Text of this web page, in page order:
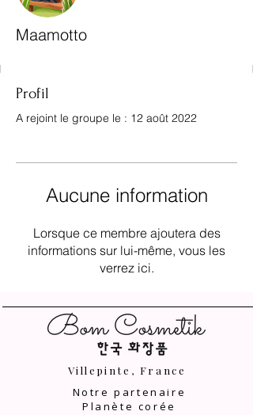
Maamotto
Profil
A rejoint le groupe le : 12 août 2022
Aucune information
Lorsque ce membre ajoutera des
informations sur lui-même, vous les
verrez ici.
Villepinte, France
Notre partenaire
Planète corée